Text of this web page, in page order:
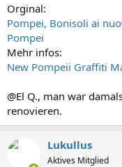
Orginal:
Pompei, Bonisoli ai
Pompei
Mehr infos:
New Pompeii Graffiti
@El Q., man war
renovieren.
Lukullus
Aktives Mitglied